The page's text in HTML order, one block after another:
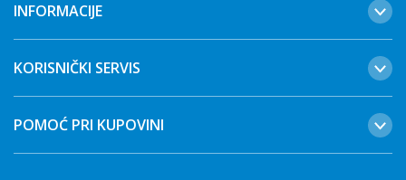
INFORMACIJE
KORISNIČKI SERVIS
POMOĆ PRI KUPOVINI